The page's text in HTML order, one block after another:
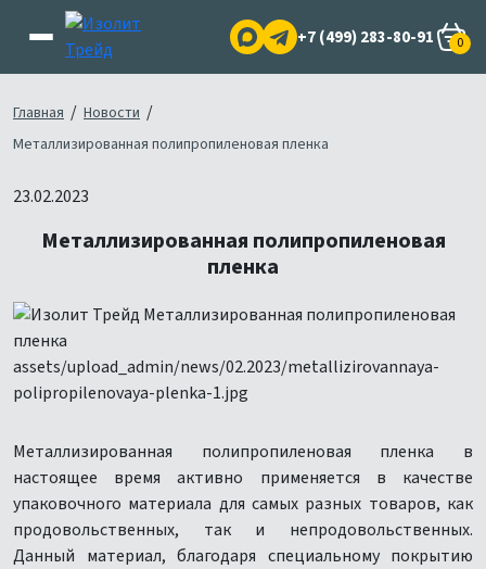
+7 (499) 283-80-91 0
Главная / Новости /
Металлизированная полипропиленовая пленка
23.02.2023
Металлизированная полипропиленовая
пленка
Металлизированная полипропиленовая пленка в
настоящее время активно применяется в качестве
упаковочного материала для самых разных товаров, как
продовольственных, так и непродовольственных.
Данный материал, благодаря специальному покрытию